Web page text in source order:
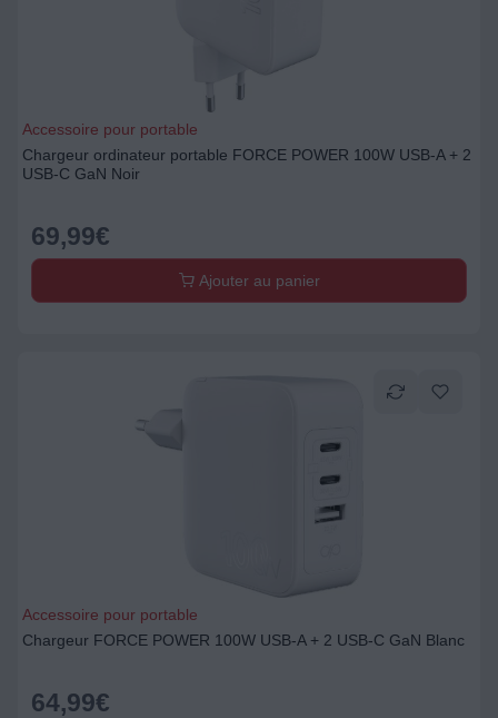
Accessoire pour portable
Chargeur ordinateur portable FORCE POWER 100W USB-A + 2
USB-C GaN Noir
69,99€
Ajouter au panier
Accessoire pour portable
Chargeur FORCE POWER 100W USB-A + 2 USB-C GaN Blanc
64,99€